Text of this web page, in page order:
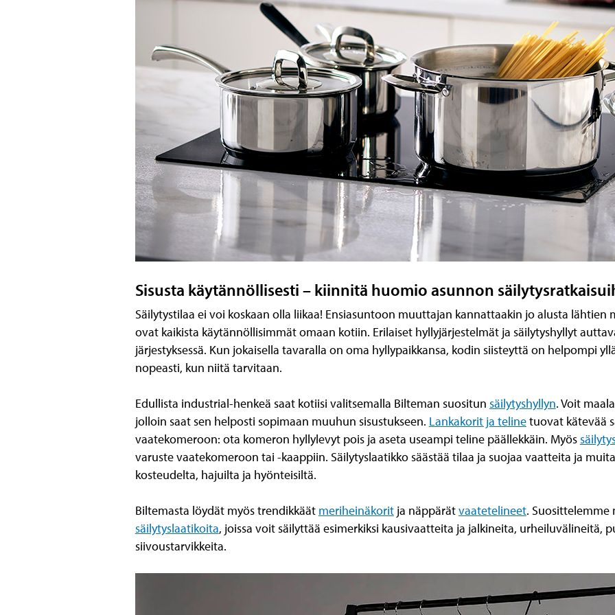
Sisusta käytännöllisesti – kiinnitä huomio asunnon
Säilytystilaa ei voi koskaan olla liikaa! Ensiasuntoon muuttajan kannattaakin jo alusta lähtien
ovat kaikista käytännöllisimmät omaan kotiin. Erilaiset hyllyjärjestelmät ja säilytyshyllyt
järjestyksessä. Kun jokaisella tavaralla on oma hyllypaikkansa, kodin siisteyttä on helpompi
nopeasti, kun niitä tarvitaan.
Edullista industrial-henkeä saat kotiisi valitsemalla Bilteman suositun säilytyshyllyn. Voit
jolloin saat sen helposti sopimaan muuhun sisustukseen. Lankakorit ja telinetuovat kätevää
vaatekomeroon: ota komeron hyllylevyt pois ja aseta useampi teline päällekkäin. Myös
varuste vaatekomeroon tai -kaappiin. Säilytyslaatikko säästää tilaa ja suojaa vaatteita ja
kosteudelta, hajuilta ja hyönteisiltä.
Biltemasta löydät myös trendikkäät meriheinäkoritja näppärätvaatetelineet. Suosittelemme
säilytyslaatikoita, joissa voit säilyttää esimerkiksi kausivaatteita ja jalkineita, urheiluvälineitä,
siivoustarvikkeita.